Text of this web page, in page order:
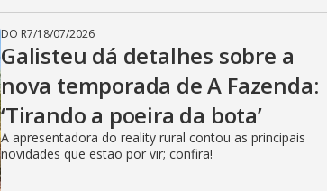
DO R7/18/07/2026
Galisteu dá detalhes sobre a
nova temporada de A Fazenda:
‘Tirando a poeira da bota’
A apresentadora do reality rural contou as principais
novidades que estão por vir; confira!